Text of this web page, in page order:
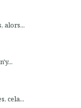
alors...
cela...